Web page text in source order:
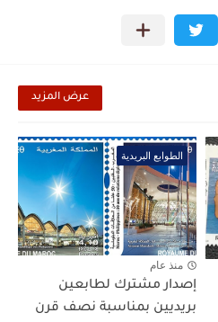
عرض المزيد
الطوابع البريدية
منذ عام
إصدار مشترك لطابعين
بريديين بمناسبة نصف قرن